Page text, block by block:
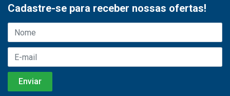
Cadastre-se para receber nossas ofertas!